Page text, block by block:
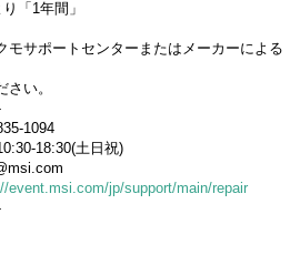
「1年間」
モサポートセンターまたはメーカーによる
い。
1094
18:30(土日祝)
event.msi.com/jp/support/main/repair